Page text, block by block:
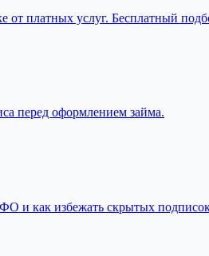
от платных услуг. Бесплатный
перед оформлением займа.
и как избежать скрытых